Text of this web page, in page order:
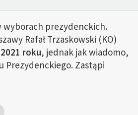
wyborach prezydenckich.
Rafał Trzaskowski (KO)
roku, jednak jak wiadomo,
Prezydenckiego. Zastąpi